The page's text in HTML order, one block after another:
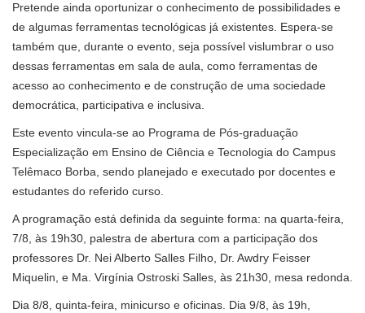
Pretende ainda oportunizar o conhecimento de possibilidades e
de algumas ferramentas tecnológicas já existentes. Espera-se
também que, durante o evento, seja possível vislumbrar o uso
dessas ferramentas em sala de aula, como ferramentas de
acesso ao conhecimento e de construção de uma sociedade
democrática, participativa e inclusiva.
Este evento vincula-se ao Programa de Pós-graduação
Especialização em Ensino de Ciência e Tecnologia do Campus
Telêmaco Borba, sendo planejado e executado por docentes e
estudantes do referido curso.
A programação está definida da seguinte forma: na quarta-feira,
7/8, às 19h30, palestra de abertura com a participação dos
professores Dr. Nei Alberto Salles Filho, Dr. Awdry Feisser
Miquelin, e Ma. Virgínia Ostroski Salles, às 21h30, mesa redonda.
Dia 8/8, quinta-feira, minicurso e oficinas. Dia 9/8, às 19h,